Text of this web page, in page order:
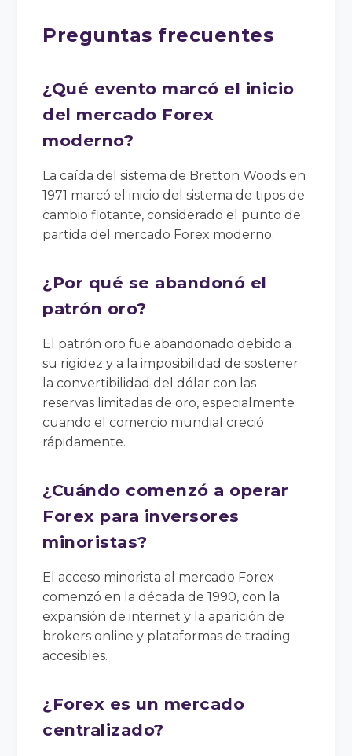
Preguntas frecuentes
¿Qué evento marcó el inicio
del mercado Forex
moderno?
La caída del sistema de Bretton Woods en
1971 marcó el inicio del sistema de tipos de
cambio flotante, considerado el punto de
partida del mercado Forex moderno.
¿Por qué se abandonó el
patrón oro?
El patrón oro fue abandonado debido a
su rigidez y a la imposibilidad de sostener
la convertibilidad del dólar con las
reservas limitadas de oro, especialmente
cuando el comercio mundial creció
rápidamente.
¿Cuándo comenzó a operar
Forex para inversores
minoristas?
El acceso minorista al mercado Forex
comenzó en la década de 1990, con la
expansión de internet y la aparición de
brokers online y plataformas de trading
accesibles.
¿Forex es un mercado
centralizado?